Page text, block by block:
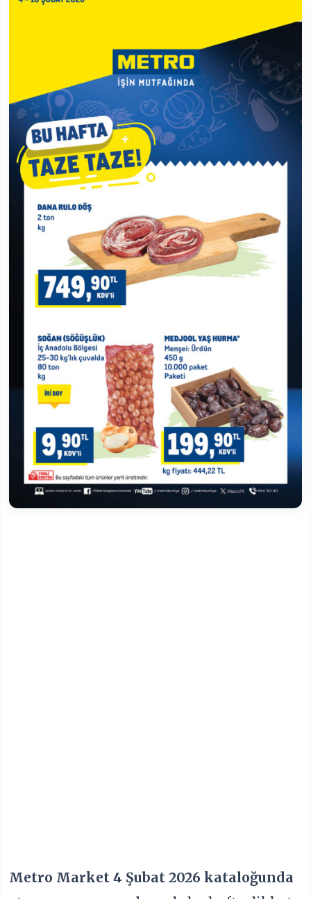
Metro Market 4 Şubat 2026 kataloğunda